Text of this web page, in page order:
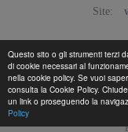
Questo sito o gli strumenti terzi
di cookie necessari al
nella cookie policy. Se vuoi
consulta la Cookie Policy.
un link o proseguendo la
Policy
Site: